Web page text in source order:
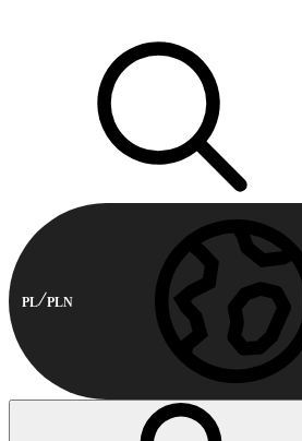
PL PLN